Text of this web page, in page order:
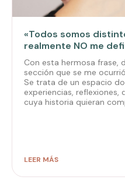
«Todos somos
realmente NO me
Con esta hermosa frase,
sección que se me
Se trata de un espacio
experiencias,
cuya historia quieran
LEER MÁS